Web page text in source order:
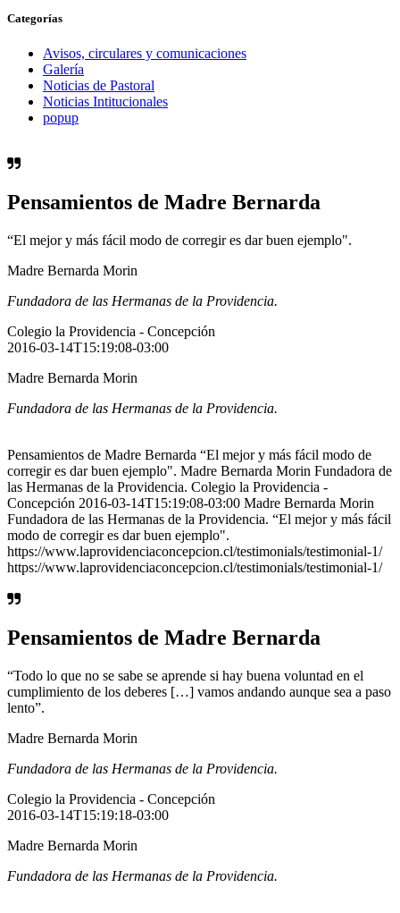
Categorías
Avisos, circulares y comunicaciones
Galería
Noticias de Pastoral
Noticias Intitucionales
popup
Pensamientos de Madre Bernarda
“El mejor y más fácil modo de corregir es dar buen ejemplo".
Madre Bernarda Morin
Fundadora de las Hermanas de la Providencia.
Colegio la Providencia - Concepción
2016-03-14T15:19:08-03:00
Madre Bernarda Morin
Fundadora de las Hermanas de la Providencia.
Pensamientos de Madre Bernarda “El mejor y más fácil modo de
corregir es dar buen ejemplo". Madre Bernarda Morin Fundadora de
las Hermanas de la Providencia. Colegio la Providencia -
Concepción 2016-03-14T15:19:08-03:00 Madre Bernarda Morin
Fundadora de las Hermanas de la Providencia. “El mejor y más fácil
modo de corregir es dar buen ejemplo".
https://www.laprovidenciaconcepcion.cl/testimonials/testimonial-1/
https://www.laprovidenciaconcepcion.cl/testimonials/testimonial-1/
Pensamientos de Madre Bernarda
“Todo lo que no se sabe se aprende si hay buena voluntad en el
cumplimiento de los deberes […] vamos andando aunque sea a paso
lento”.
Madre Bernarda Morin
Fundadora de las Hermanas de la Providencia.
Colegio la Providencia - Concepción
2016-03-14T15:19:18-03:00
Madre Bernarda Morin
Fundadora de las Hermanas de la Providencia.